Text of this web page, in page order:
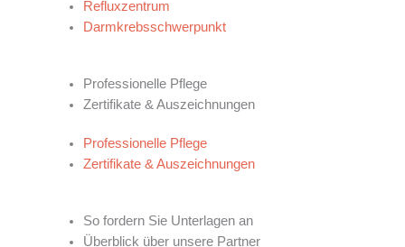
Refluxzentrum
Darmkrebsschwerpunkt
Professionelle Pflege
Zertifikate & Auszeichnungen
Professionelle Pflege
Zertifikate & Auszeichnungen
So fordern Sie Unterlagen an
Überblick über unsere Partner